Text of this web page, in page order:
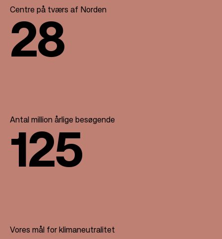
Centre på tværs af Norden
28
Antal million årlige besøgende
125
Vores mål for klimaneutralitet